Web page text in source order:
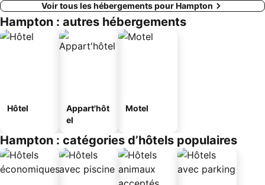
Voir tous les hébergements pour Hampton
Hampton : autres hébergements
Hôtel
Appart'hôt
el
Motel
Hampton : catégories d’hôtels populaires